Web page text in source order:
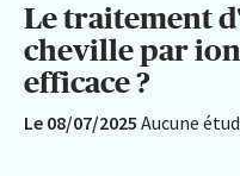
Le traitement
cheville par
efficace ?
Le 08/07/2025 Aucune